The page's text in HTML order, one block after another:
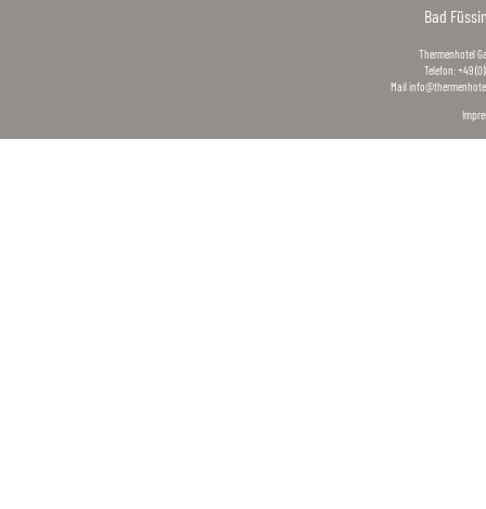
Bad
Thermenhotel
Telefon: +49
Mail